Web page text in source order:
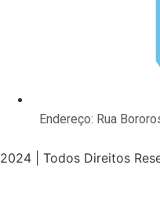
Endereço: Rua
2024 | Todos Direitos